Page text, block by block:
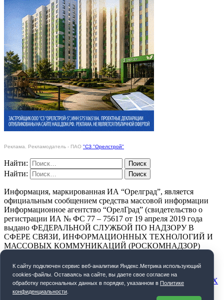
Реклама. Рекламодатель - ПАО "СЗ "Орелстрой"
Найти:
Найти:
Информация, маркированная ИА “Орелград”, является
официальным сообщением средства массовой информации
Информационное агентство “ОрелГрад” (свидетельство о
регистрации ИА № ФС 77 – 75617 от 19 апреля 2019 года
выдано ФЕДЕРАЛЬНОЙ СЛУЖБОЙ ПО НАДЗОРУ В
СФЕРЕ СВЯЗИ, ИНФОРМАЦИОННЫХ ТЕХНОЛОГИЙ И
МАССОВЫХ КОММУНИКАЦИЙ (РОСКОМНАДЗОР)
ПОЛИТИКА КОНФИДЕНЦИАЛЬНОСТИ
СОГЛАСИЕ НА ОБРАБОТКУ ПЕРСОНАЛЬНЫХ ДАННЫХ
К cайту подключен сервис веб-аналитики Яндекс.Метрика использующий
cookies-файлы. Оставаясь на сайте, вы даете свое согласие на
обработку персональных данных в порядке, указанном в Политике
конфиденциальности